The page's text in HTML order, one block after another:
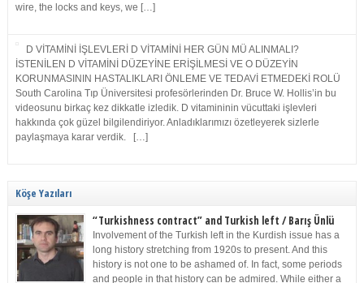
wire, the locks and keys, we […]
D VİTAMİNİ İŞLEVLERİ D VİTAMİNİ HER GÜN MÜ ALINMALI?
İSTENİLEN D VİTAMİNİ DÜZEYİNE ERİŞİLMESİ VE O DÜZEYİN
KORUNMASININ HASTALIKLARI ÖNLEME VE TEDAVİ ETMEDEKİ ROLÜ
South Carolina Tıp Üniversitesi profesörlerinden Dr. Bruce W. Hollis’in bu
videosunu birkaç kez dikkatle izledik. D vitamininin vücuttaki işlevleri
hakkında çok güzel bilgilendiriyor. Anladıklarımızı özetleyerek sizlerle
paylaşmaya karar verdik. […]
Köşe Yazıları
“Turkishness contract” and Turkish left / Barış Ünlü
Involvement of the Turkish left in the Kurdish issue has a
long history stretching from 1920s to present. And this
history is not one to be ashamed of. In fact, some periods
and people in that history can be admired. While either a